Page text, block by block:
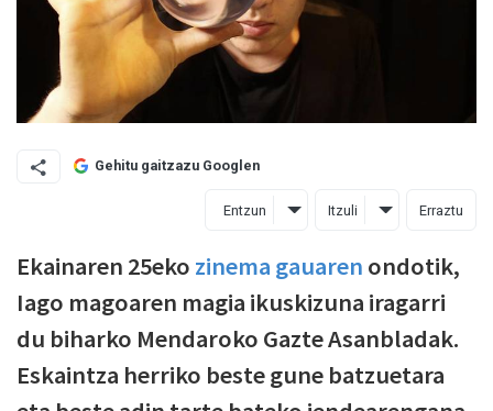
Gehitu gaitzazu Googlen
Entzun Itzuli Erraztu
Ekainaren 25eko zinema gauaren ondotik,
Iago magoaren magia ikuskizuna iragarri
du biharko Mendaroko Gazte Asanbladak.
Eskaintza herriko beste gune batzuetara